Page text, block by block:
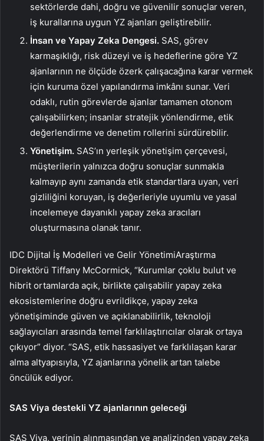
sektörlerde dahi, doğru ve güvenilir sonuçlar veren,
iş kurallarına uygun YZ ajanları geliştirebilir.
İnsan ve Yapay Zeka Dengesi. SAS, görev
karmaşıklığı, risk düzeyi ve iş hedeflerine göre YZ
ajanlarının ne ölçüde özerk çalışacağına karar vermek
için kuruma özel yapılandırma imkânı sunar. Veri
odaklı, rutin görevlerde ajanlar tamamen otonom
çalışabilirken; insanlar stratejik yönlendirme, etik
değerlendirme ve denetim rollerini sürdürebilir.
Yönetişim. SAS’ın yerleşik yönetişim çerçevesi,
müşterilerin yalnızca doğru sonuçlar sunmakla
kalmayıp aynı zamanda etik standartlara uyan, veri
gizliliğini koruyan, iş değerleriyle uyumlu ve yasal
incelemeye dayanıklı yapay zeka aracıları
oluşturmasına olanak tanır.
IDC Dijital İş Modelleri ve Gelir YönetimiAraştırma
Direktörü Tiffany McCormick, “Kurumlar çoklu bulut ve
hibrit ortamlarda açık, birlikte çalışabilir yapay zeka
ekosistemlerine doğru evrildikçe, yapay zeka
yönetişiminde güven ve açıklanabilirlik, teknoloji
sağlayıcıları arasında temel farklılaştırıcılar olarak ortaya
çıkıyor” diyor. “SAS, etik hassasiyet ve farklılaşan karar
alma altyapısıyla, YZ ajanlarına yönelik artan talebe
öncülük ediyor.
SAS Viya destekli YZ ajanlarının geleceği
SAS Viya, verinin alınmasından ve analizinden yapay zeka